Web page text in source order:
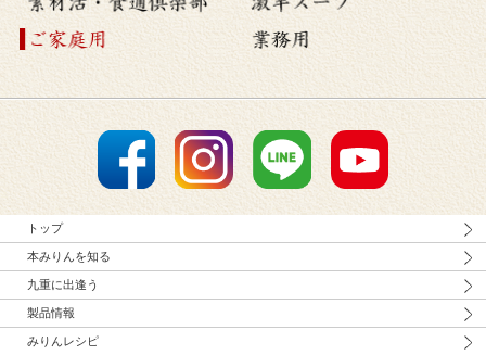
トップ
本みりんを知る
九重に出逢う
製品情報
みりんレシピ